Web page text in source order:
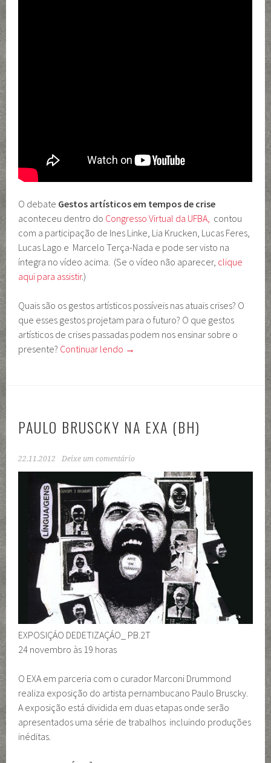
O debate Gestos artísticos em tempos de crise
aconteceu dentro do Congresso Virtual da UFBA, contou
com a participação de Ines Linke, Lia Krucken, Lucas Feres,
Lucas Lago e Marcelo Terça-Nada e pode ser visto na
íntegra no vídeo acima. (Se o vídeo não aparecer, clique
aqui para assistir.)
Quais são os gestos artísticos possíveis nas atuais crises? O
que esses gestos projetam para o futuro? O que gestos
artísticos de crises passadas podem nos ensinar sobre o
presente? Continuar lendo →
PAULO BRUSCKY NA EXA (BH)
22.11.2012 Deixe um comentário
EXPOSIÇÁO DEDETIZAÇÁO_ PB.2T
24 novembro às 19 horas
O EXA em parceria com o curador Marconi Drummond
realiza exposição do artista pernambucano Paulo Bruscky.
A exposição está dividida em duas etapas onde serão
apresentados uma série de trabalhos incluindo produções
inéditas.